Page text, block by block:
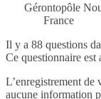
Gérontopôle
France
Il y a 88 questions
Ce questionnaire est
L’enregistrement de
aucune information